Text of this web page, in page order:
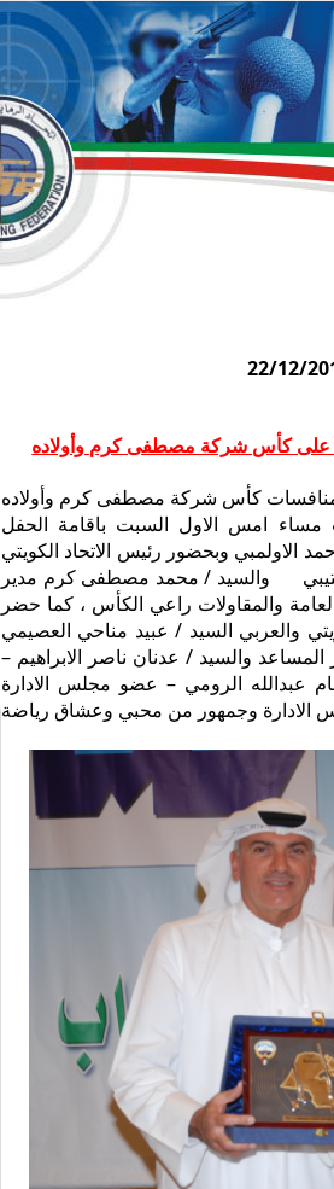
على كأس شركة مصطفى كرم وأولاده
كأس شركة مصطفى كرم وأولاده
مساء امس الاول السبت باقامة الحفل
الاولمبي وبحضور رئيس الاتحاد الكويتي
والسيد / محمد مصطفى كرم مدير
والمقاولات راعي الكأس ، كما حضر
والعربي السيد / عبيد مناحي العصيمي
والسيد / عدنان ناصر الابراهيم –
عبدالله الرومي – عضو مجلس الادارة
الادارة وجمهور من محبي وعشاق رياضة